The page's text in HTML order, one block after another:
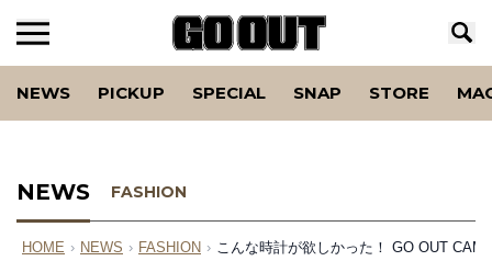
NEWS PICKUP SPECIAL SNAP STORE
NEWS FASHION
HOME › NEWS › FASHION › こんな時計が欲しかった！ GO OUT